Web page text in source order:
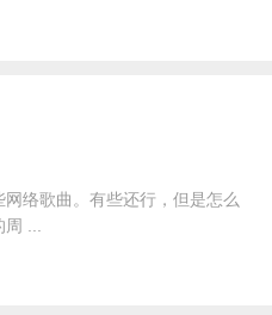
络歌曲。有些还行，但是怎么
...